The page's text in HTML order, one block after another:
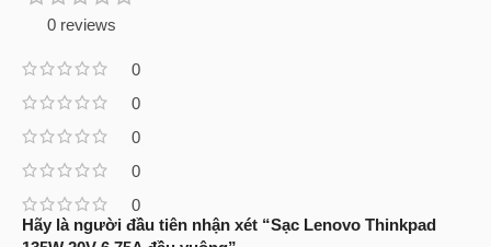
0 reviews
0
0
0
0
0
Hãy là người đầu tiên nhận xét “Sạc Lenovo Thinkpad